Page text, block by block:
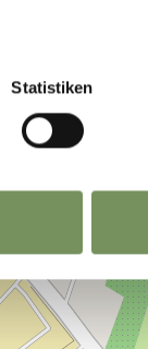
Statistiken